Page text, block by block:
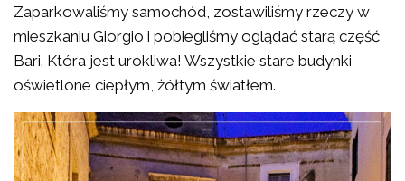
Zaparkowaliśmy samochód, zostawiliśmy rzeczy w
mieszkaniu Giorgio i pobiegliśmy oglądać starą część
Bari. Która jest urokliwa! Wszystkie stare budynki
oświetlone ciepłym, żółtym światłem.